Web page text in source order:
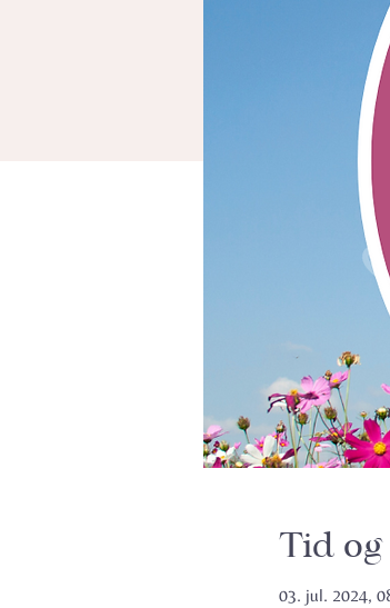
Tid og
03. jul. 2024,